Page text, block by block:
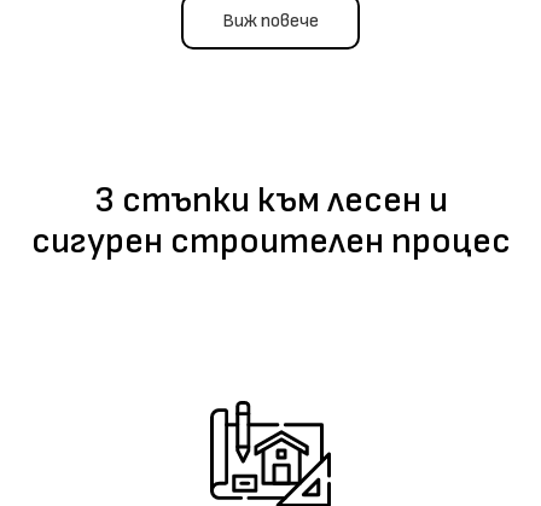
Виж повече
3 стъпки към лесен и
сигурен строителен процес